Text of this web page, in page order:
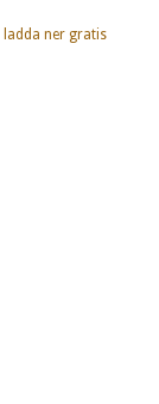
ladda ner gratis